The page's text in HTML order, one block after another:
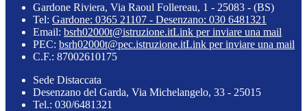
Gardone Riviera, Via Raoul Follereau, 1 - 25083 - (BS)
Tel: Gardone: 0365 21107 - Desenzano: 030 6481321
Email: bsrh02000t@istruzione.itLink per inviare una mail
PEC: bsrh02000t@pec.istruzione.itLink per inviare una mail
C.F.: 87002610175
Sede Distaccata
Desenzano del Garda, Via Michelangelo, 33 - 25015
Tel.: 030/6481321